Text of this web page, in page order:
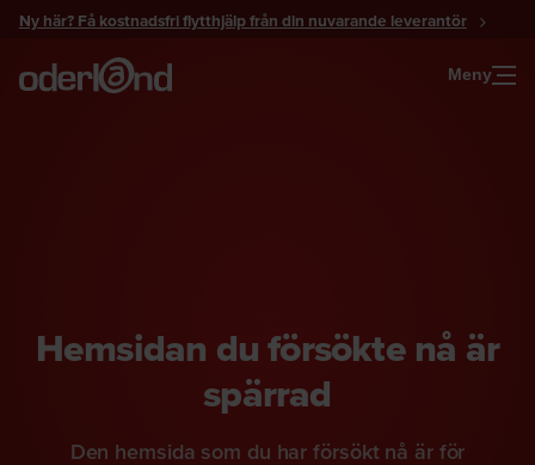
Gå
innehåll
Ny här? Få kostnadsfri flytthjälp från din nuvarande leverantör
Meny
Hemsidan du försökte nå är
spärrad
Den hemsida som du har försökt nå är för